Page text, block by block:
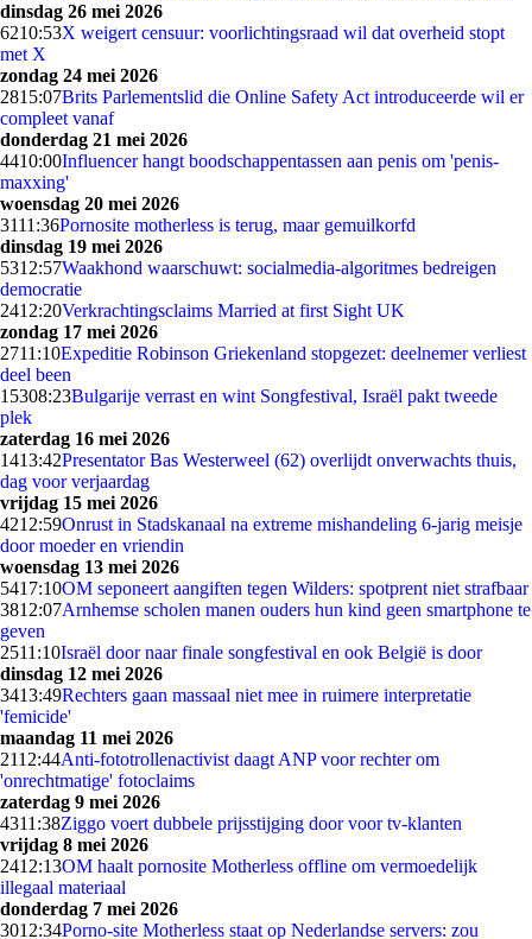
dinsdag 26 mei 2026
6210:53X weigert censuur: voorlichtingsraad wil dat overheid stopt
met X
zondag 24 mei 2026
2815:07Brits Parlementslid die Online Safety Act introduceerde wil er
compleet vanaf
donderdag 21 mei 2026
4410:00Influencer hangt boodschappentassen aan penis om 'penis-
maxxing'
woensdag 20 mei 2026
3111:36Pornosite motherless is terug, maar gemuilkorfd
dinsdag 19 mei 2026
5312:57Waakhond waarschuwt: socialmedia-algoritmes bedreigen
democratie
2412:20Verkrachtingsclaims Married at first Sight UK
zondag 17 mei 2026
2711:10Expeditie Robinson Griekenland stopgezet: deelnemer verliest
deel been
15308:23Bulgarije verrast en wint Songfestival, Israël pakt tweede
plek
zaterdag 16 mei 2026
1413:42Presentator Bas Westerweel (62) overlijdt onverwachts thuis,
dag voor verjaardag
vrijdag 15 mei 2026
4212:59Onrust in Stadskanaal na extreme mishandeling 6-jarig meisje
door moeder en vriendin
woensdag 13 mei 2026
5417:10OM seponeert aangiften tegen Wilders: spotprent niet strafbaar
3812:07Arnhemse scholen manen ouders hun kind geen smartphone te
geven
2511:10Israël door naar finale songfestival en ook België is door
dinsdag 12 mei 2026
3413:49Rechters gaan massaal niet mee in ruimere interpretatie
'femicide'
maandag 11 mei 2026
2112:44Anti-fototrollenactivist daagt ANP voor rechter om
'onrechtmatige' fotoclaims
zaterdag 9 mei 2026
4311:38Ziggo voert dubbele prijsstijging door voor tv-klanten
vrijdag 8 mei 2026
2412:13OM haalt pornosite Motherless offline om vermoedelijk
illegaal materiaal
donderdag 7 mei 2026
3012:34Porno-site Motherless staat op Nederlandse servers: zou